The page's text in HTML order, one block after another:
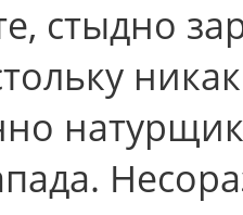
стыдно